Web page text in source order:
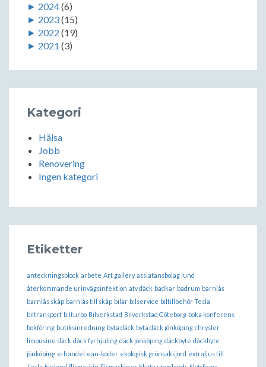
► 2024(6)
► 2023(15)
► 2022 (19)
► 2021 (3)
Kategori
Hälsa
Jobb
Renovering
Ingen kategori
Etiketter
anteckningsblock arbete Art gallery assiatansbolag lund
återkommande urinvägsinfektion atv däck badkar badrum barnlås
barnlås skåp barnlås till skåp bilar bilservice biltillbehör Tesla
biltransport bilturbo Bilverkstad Bilverkstad Göteborg boka konferens
bokföring butiksinredning byta däck byta däck jönköping chrysler
limousine däck däck fyrhjuling däck jönköping däckbyte däckbyte
jönköping e-handel ean-koder ekologisk grönsaksjord extraljus till